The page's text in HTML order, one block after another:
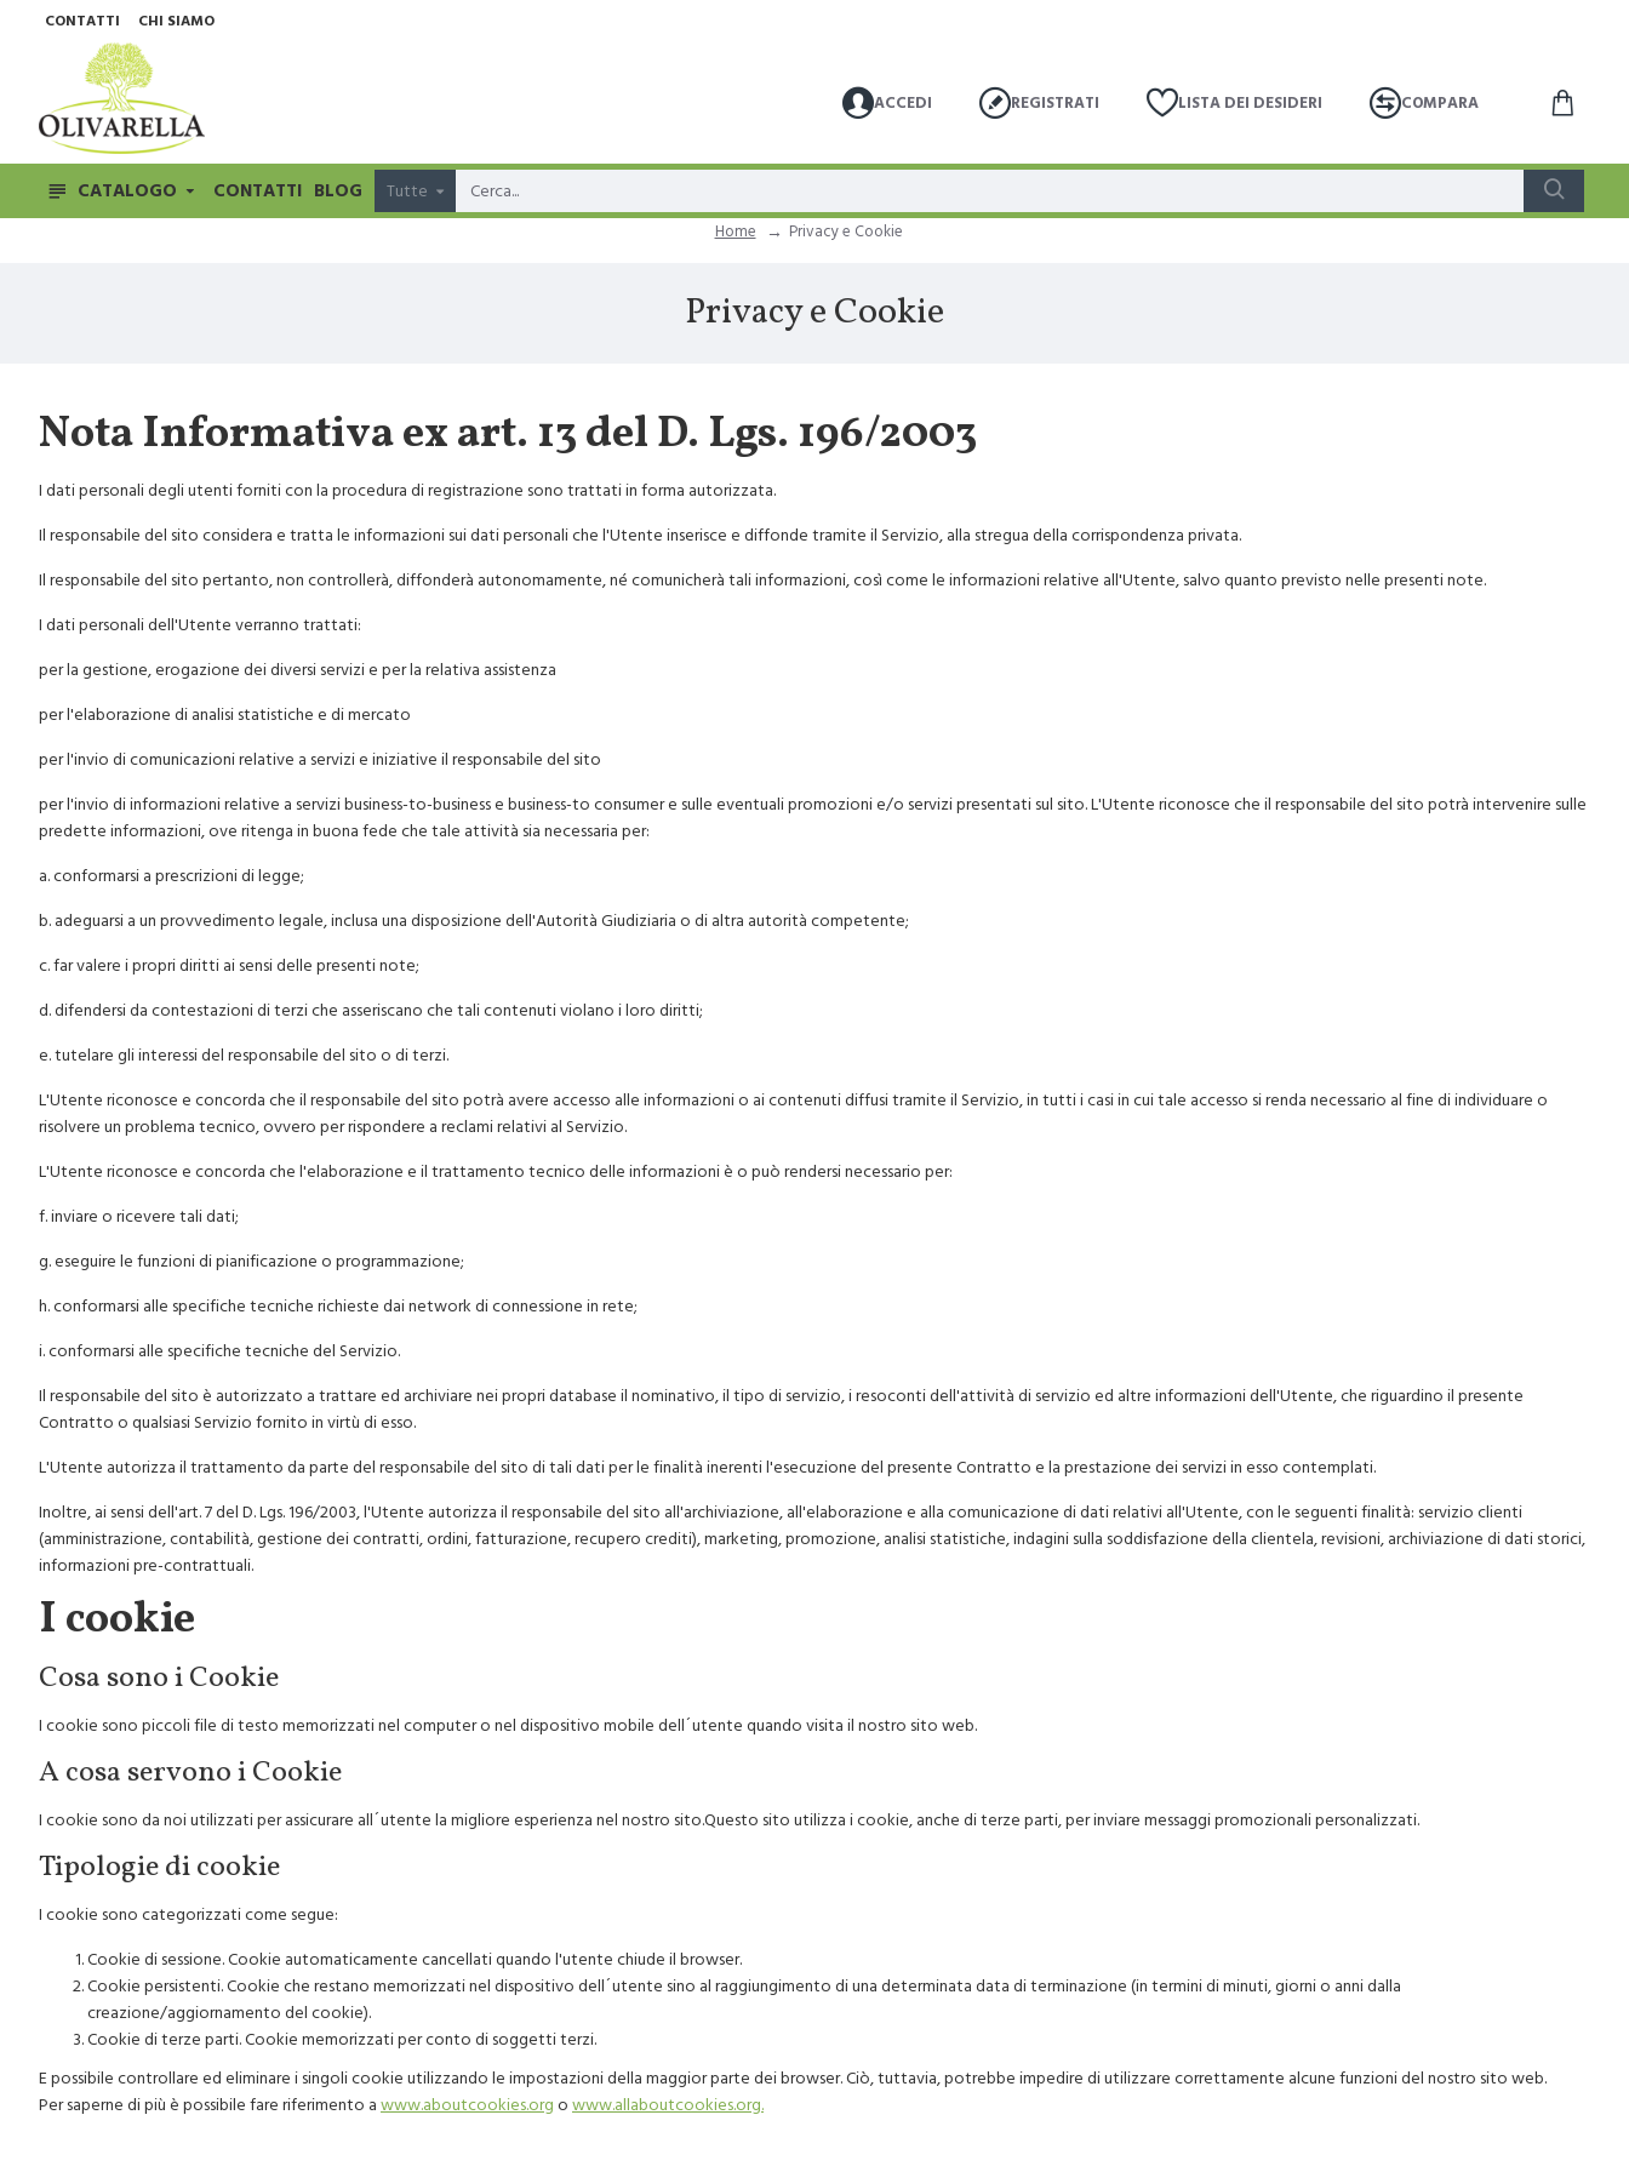
CONTATTI CHI SIAMO
ACCEDI REGISTRATI LISTA DEI DESIDERI COMPARA
CATALOGO CONTATTI BLOG Tutte
Home Privacy e Cookie
Privacy e Cookie
Nota Informativa ex art. 13 del D. Lgs. 196/2003
I dati personali degli utenti forniti con la procedura di registrazione sono trattati in forma autorizzata.
Il responsabile del sito considera e tratta le informazioni sui dati personali che l'Utente inserisce e diffonde tramite il Servizio, alla stregua della corrispondenza privata.
Il responsabile del sito pertanto, non controllerà, diffonderà autonomamente, né comunicherà tali informazioni, così come le informazioni relative all'Utente, salvo quanto previsto nelle presenti note.
I dati personali dell'Utente verranno trattati:
per la gestione, erogazione dei diversi servizi e per la relativa assistenza
per l'elaborazione di analisi statistiche e di mercato
per l'invio di comunicazioni relative a servizi e iniziative il responsabile del sito
per l'invio di informazioni relative a servizi business-to-business e business-to consumer e sulle eventuali promozioni e/o servizi presentati sul sito. L'Utente riconosce che il responsabile del sito potrà intervenire sulle
predette informazioni, ove ritenga in buona fede che tale attività sia necessaria per:
a. conformarsi a prescrizioni di legge;
b. adeguarsi a un provvedimento legale, inclusa una disposizione dell'Autorità Giudiziaria o di altra autorità competente;
c. far valere i propri diritti ai sensi delle presenti note;
d. difendersi da contestazioni di terzi che asseriscano che tali contenuti violano i loro diritti;
e. tutelare gli interessi del responsabile del sito o di terzi.
L'Utente riconosce e concorda che il responsabile del sito potrà avere accesso alle informazioni o ai contenuti diffusi tramite il Servizio, in tutti i casi in cui tale accesso si renda necessario al fine di individuare o
risolvere un problema tecnico, ovvero per rispondere a reclami relativi al Servizio.
L'Utente riconosce e concorda che l'elaborazione e il trattamento tecnico delle informazioni è o può rendersi necessario per:
f. inviare o ricevere tali dati;
g. eseguire le funzioni di pianificazione o programmazione;
h. conformarsi alle specifiche tecniche richieste dai network di connessione in rete;
i. conformarsi alle specifiche tecniche del Servizio.
Il responsabile del sito è autorizzato a trattare ed archiviare nei propri database il nominativo, il tipo di servizio, i resoconti dell'attività di servizio ed altre informazioni dell'Utente, che riguardino il presente
Contratto o qualsiasi Servizio fornito in virtù di esso.
L'Utente autorizza il trattamento da parte del responsabile del sito di tali dati per le finalità inerenti l'esecuzione del presente Contratto e la prestazione dei servizi in esso contemplati.
Inoltre, ai sensi dell'art. 7 del D. Lgs. 196/2003, l'Utente autorizza il responsabile del sito all'archiviazione, all'elaborazione e alla comunicazione di dati relativi all'Utente, con le seguenti finalità: servizio clienti
(amministrazione, contabilità, gestione dei contratti, ordini, fatturazione, recupero crediti), marketing, promozione, analisi statistiche, indagini sulla soddisfazione della clientela, revisioni, archiviazione di dati storici,
informazioni pre-contrattuali.
I cookie
Cosa sono i Cookie
I cookie sono piccoli file di testo memorizzati nel computer o nel dispositivo mobile dell´utente quando visita il nostro sito web.
A cosa servono i Cookie
I cookie sono da noi utilizzati per assicurare all´utente la migliore esperienza nel nostro sito.Questo sito utilizza i cookie, anche di terze parti, per inviare messaggi promozionali personalizzati.
Tipologie di cookie
I cookie sono categorizzati come segue:
Cookie di sessione. Cookie automaticamente cancellati quando l'utente chiude il browser.
Cookie persistenti. Cookie che restano memorizzati nel dispositivo dell´utente sino al raggiungimento di una determinata data di terminazione (in termini di minuti, giorni o anni dalla
creazione/aggiornamento del cookie).
Cookie di terze parti. Cookie memorizzati per conto di soggetti terzi.
E possibile controllare ed eliminare i singoli cookie utilizzando le impostazioni della maggior parte dei browser. Ciò, tuttavia, potrebbe impedire di utilizzare correttamente alcune funzioni del nostro sito web.
Per saperne di più è possibile fare riferimento a www.aboutcookies.org o www.allaboutcookies.org.